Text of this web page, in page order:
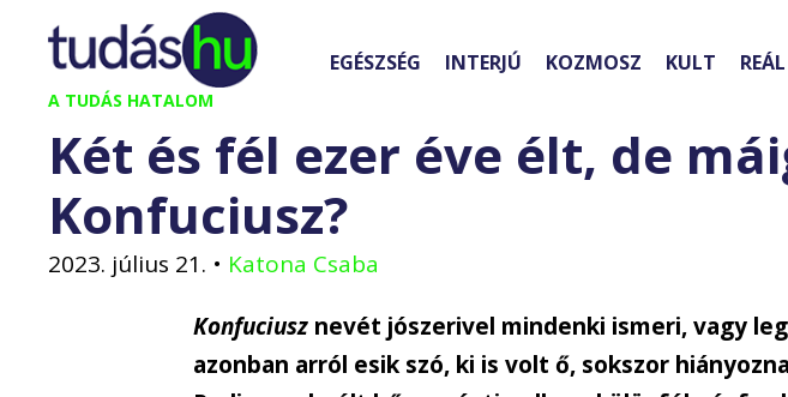
Kilépés
tartalomba
A TUDÁS HATALOM
EGÉSZSÉG INTERJÚ KOZMOSZ KULT REÁL
Két és fél ezer éve élt, de
Konfuciusz?
2023. július 21. • Katona Csaba
Konfuciusz nevét jószerivel mindenki ismeri, vagy
azonban arról esik szó, ki is volt ő, sokszor